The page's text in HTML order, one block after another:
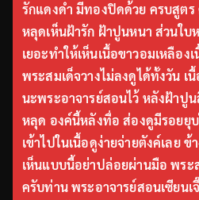
รักแดงดำ มีทองปิดด้วย ครบสูต
หลุดเห็นฝ้ารัก ฝ้าปูนหนา ส่วนใบ
เยอะทำให้เห็นเนื้อขาวอมเหลือง
พระสมเด็จวางไม่ลงดูได้ทั้งวัน
นะพระอาจารย์สอนไว้ หลังฝ้าปู
หลุด องค์นี้หลังทื่อ ส่องดูมีรอยยุ
เข้าไปในเนื้อดูง่ายจ่ายตังค์เลย
เห็นแบบนี้อย่าปล่อยผ่านมือ พระ
ครับท่าน พระอาจารย์สอนเซียน